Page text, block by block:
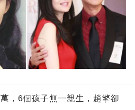
，6個孩子無一親生，趙擎卻